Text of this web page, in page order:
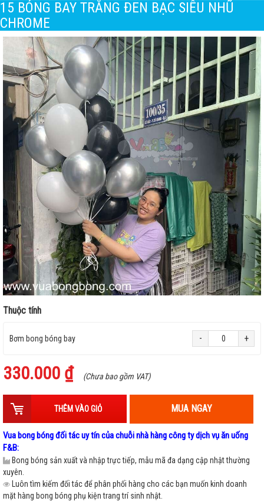
15 BÓNG BAY TRẮNG ĐEN BẠC SIÊU NHŨ
CHROME
Thuộc tính
Bơm bong bóng bay - +
330.000 ₫ (Chưa bao gồm VAT)
THÊM VÀO GIỎ MUA NGAY
Vua bong bóng đối tác uy tín của chuỗi nhà hàng công ty dịch vụ ăn uống
F&B:
Bong bóng sản xuất và nhập trực tiếp, mẫu mã đa dạng cập nhật thường
xuyên.
Luôn tìm kiếm đối tác để phân phối hàng cho các bạn muốn kinh doanh
mặt hàng bong bóng phụ kiện trang trí sinh nhật.